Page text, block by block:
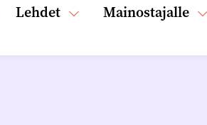
Lehdet Mainostajalle